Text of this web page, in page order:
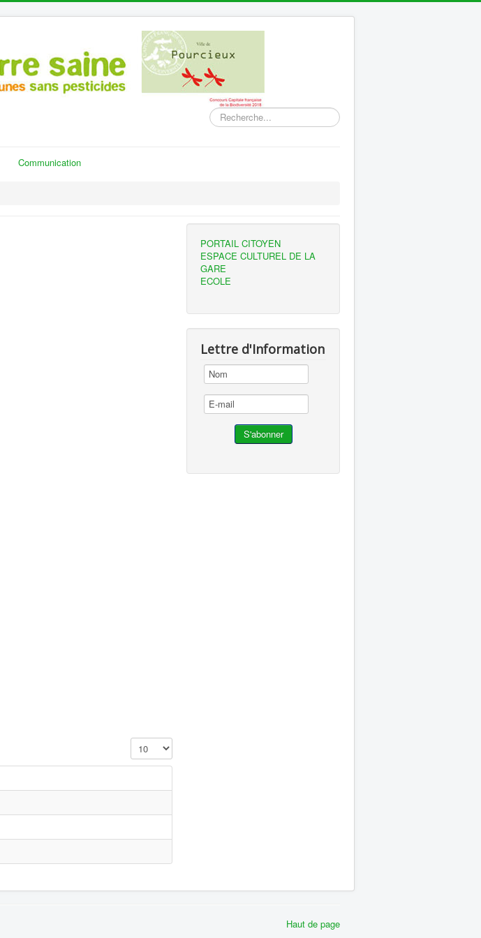
Rechercher
Communication
Affichage #
PORTAIL CITOYEN
ESPACE CULTUREL DE LA
GARE
ECOLE
Lettre d'Information
Haut de page